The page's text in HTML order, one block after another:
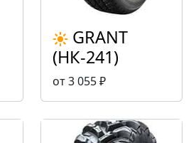
GRANT
(НК-241)
от 3 055 ₽